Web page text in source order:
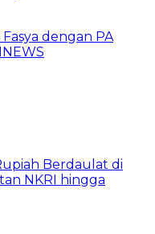
dengan PA
Berdaulat di
NKRI hingga